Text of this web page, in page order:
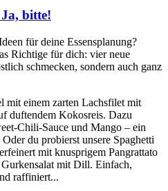
bitte!
für deine Essensplanung?
Richtige für dich: vier neue
schmecken, sondern auch ganz
mit einem zarten Lachsfilet mit
duftendem Kokosreis. Dazu
Chili-Sauce und Mango – ein
du probierst unsere Spaghetti
mit knusprigem Pangrattato
mit Dill. Einfach,
raffiniert...